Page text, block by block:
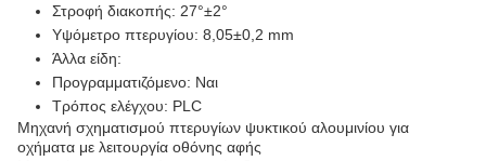
Στροφή διακοπής: 27°±2°
Υψόμετρο πτερυγίου: 8,05±0,2 mm
Άλλα είδη:
Προγραμματιζόμενο: Ναι
Τρόπος ελέγχου: PLC
Μηχανή σχηματισμού πτερυγίων ψυκτικού αλουμινίου για
οχήματα με λειτουργία οθόνης αφής